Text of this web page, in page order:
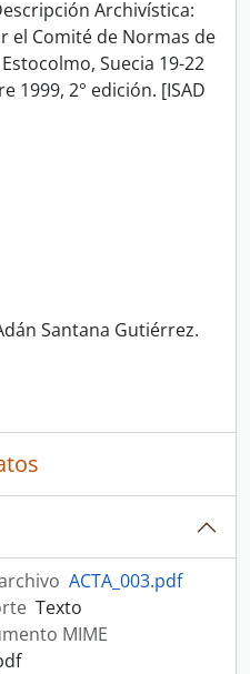
Archivística:
el Comité de Normas de
Suecia 19-22
1999, 2° edición. [ISAD
Santana Gutiérrez.
ACTA_003.pdf
Texto
MIME